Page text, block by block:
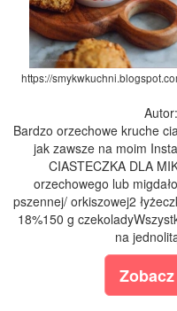
https://
Bardzo orzechowe kruche
jak zawsze na moim
CIASTECZKA DLA
orzechowego lub
pszennej/ orkiszowej2
18%150 g
na